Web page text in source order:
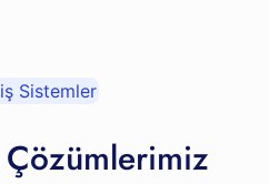
Sistemler
Çözümlerimiz